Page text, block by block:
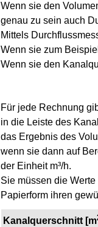
Wenn sie den
genau zu sein auch
Mittels
Wenn sie zum
Wenn sie den
Für jede Rechnung
in die Leiste des
das Ergebnis des
wenn sie dann auf
der Einheit m³/h.
Sie müssen die
Papierform ihren
Kanalquerschnitt [m